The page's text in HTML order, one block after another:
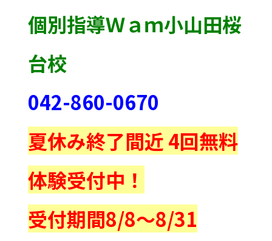
個別指導Ｗａｍ小山田桜
台校
042-860-0670
夏休み終了間近 4回無料
体験受付中！
受付期間8/8～8/31